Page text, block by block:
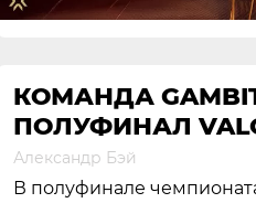
КОМАНДА
ПОЛУФИНАЛ
Александр Бэй
В полуфинале